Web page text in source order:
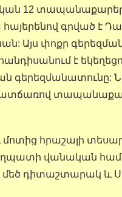
կան 12
գրված է
Այս փոքր
հանդիսանում է
գերեզմանատունը:
մոտից հրաշալի
վանական
դիտաշտարակ և